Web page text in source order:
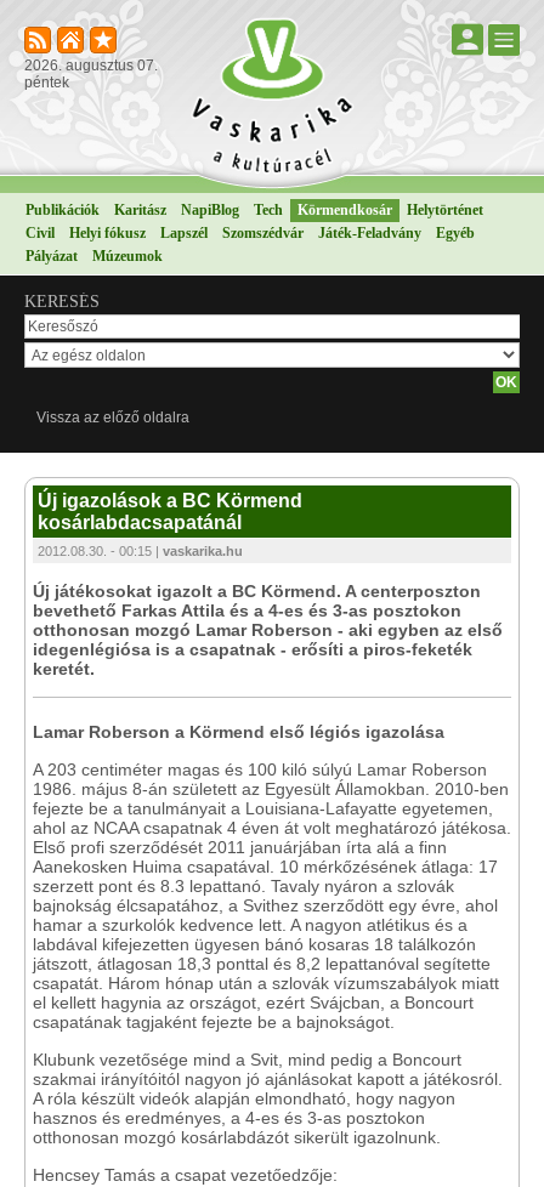
2026. augusztus 07.
péntek
Publikációk Karitász NapiBlog Tech Körmendkosár
Helytörténet
Civil
Helyi fókusz Lapszél Szomszédvár Játék-Feladvány
Egyéb
Pályázat
Múzeumok
KERESÉS
Vissza az előző oldalra
Új igazolások a BC Körmend
kosárlabdacsapatánál
2012.08.30. - 00:15 | vaskarika.hu
Új játékosokat igazolt a BC Körmend. A centerposzton
bevethető Farkas Attila és a 4-es és 3-as posztokon
otthonosan mozgó Lamar Roberson - aki egyben az első
idegenlégiósa is a csapatnak - erősíti a piros-feketék
keretét.
Lamar Roberson a Körmend első légiós igazolása
A 203 centiméter magas és 100 kiló súlyú Lamar Roberson
1986. május 8-án született az Egyesült Államokban. 2010-ben
fejezte be a tanulmányait a Louisiana-Lafayatte egyetemen,
ahol az NCAA csapatnak 4 éven át volt meghatározó játékosa.
Első profi szerződését 2011 januárjában írta alá a finn
Aanekosken Huima csapatával. 10 mérkőzésének átlaga: 17
szerzett pont és 8.3 lepattanó. Tavaly nyáron a szlovák
bajnokság élcsapatához, a Svithez szerződött egy évre, ahol
hamar a szurkolók kedvence lett. A nagyon atlétikus és a
labdával kifejezetten ügyesen bánó kosaras 18 találkozón
játszott, átlagosan 18,3 ponttal és 8,2 lepattanóval segítette
csapatát. Három hónap után a szlovák vízumszabályok miatt
el kellett hagynia az országot, ezért Svájcban, a Boncourt
csapatának tagjaként fejezte be a bajnokságot.
Klubunk vezetősége mind a Svit, mind pedig a Boncourt
szakmai irányítóitól nagyon jó ajánlásokat kapott a játékosról.
A róla készült videók alapján elmondható, hogy nagyon
hasznos és eredményes, a 4-es és 3-as posztokon
otthonosan mozgó kosárlabdázót sikerült igazolnunk.
Hencsey Tamás a csapat vezetőedzője: